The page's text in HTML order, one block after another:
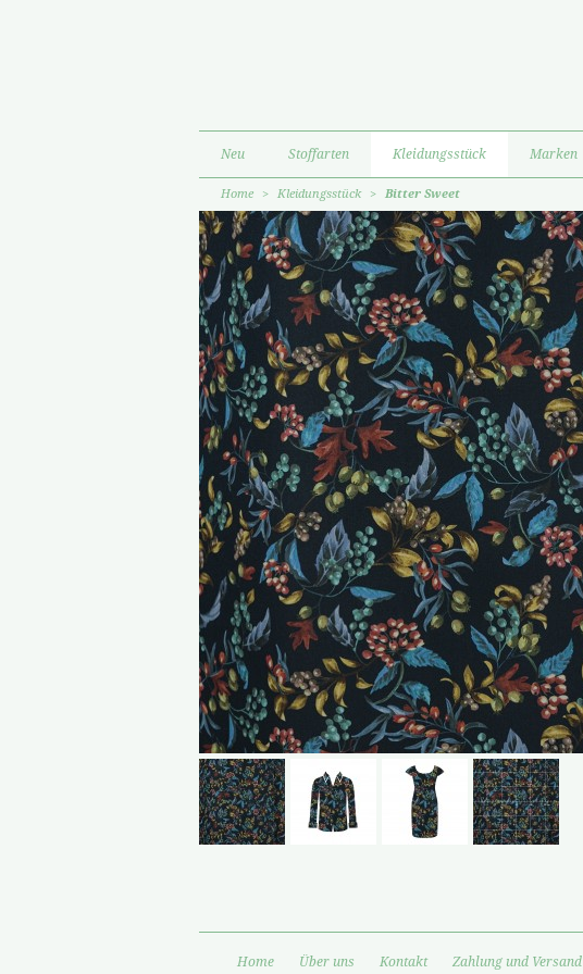
Neu Stoffarten Kleidungsstück Marken
Home > Kleidungsstück > Bitter Sweet
Home Über uns Kontakt Zahlung und Versand